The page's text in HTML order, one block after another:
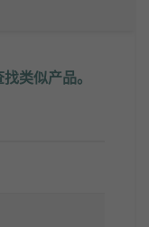
类似产品。